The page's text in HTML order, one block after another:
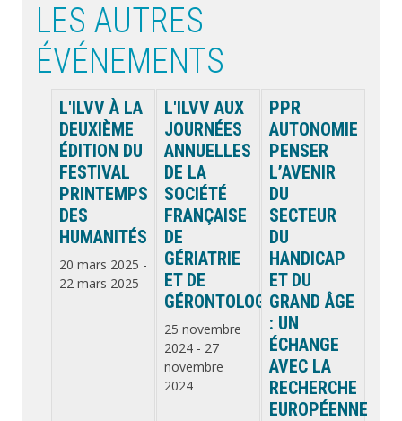
LES AUTRES
ÉVÉNEMENTS
L'ILVV À LA
DEUXIÈME
ÉDITION DU
FESTIVAL
PRINTEMPS
DES
HUMANITÉS
20 mars 2025 -
22 mars 2025
L'ILVV AUX
JOURNÉES
ANNUELLES
DE LA
SOCIÉTÉ
FRANÇAISE
DE
GÉRIATRIE
ET DE
GÉRONTOLOGIE
25 novembre
2024- 27
novembre
2024
PPR
AUTONOMIE
PENSER
L’AVENIR
DU
SECTEUR
DU
HANDICAP
ET DU
GRAND ÂGE
: UN
ÉCHANGE
AVEC LA
RECHERCHE
EUROPÉENNE